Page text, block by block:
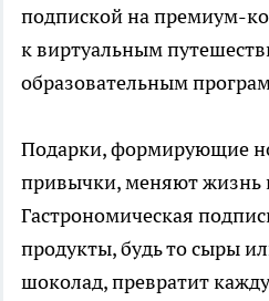
подпиской на премиум-
к виртуальным
образовательным
Подарки, формирующие
привычки, меняют жизнь
Гастрономическая
продукты, будь то сыры
шоколад, превратит